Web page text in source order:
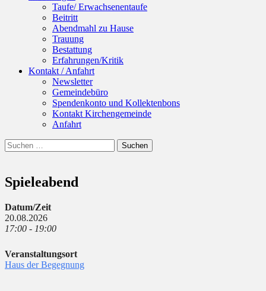
Taufe/ Erwachsenentaufe
Beitritt
Abendmahl zu Hause
Trauung
Bestattung
Erfahrungen/Kritik
Kontakt / Anfahrt
Newsletter
Gemeindebüro
Spendenkonto und Kollektenbons
Kontakt Kirchengemeinde
Anfahrt
Suchen
Suchen
nach:
Spieleabend
Datum/Zeit
20.08.2026
17:00 - 19:00
Veranstaltungsort
Haus der Begegnung